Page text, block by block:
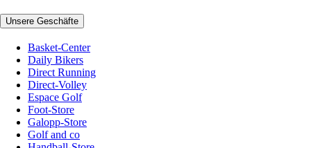
Unsere Geschäfte
Basket-Center
Daily Bikers
Direct Running
Direct-Volley
Espace Golf
Foot-Store
Galopp-Store
Golf and co